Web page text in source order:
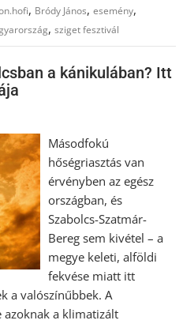
, Bródy János,esemény,
,sziget fesztivál
a kánikulában? Itt
Másodfokú
hőségriasztás van
érvényben az egész
országban, és
Szabolcs-Szatmár-
Bereg sem kivétel – a
megye keleti, alföldi
fekvése miatt itt
a valószínűbbek. A
azoknak a klimatizált